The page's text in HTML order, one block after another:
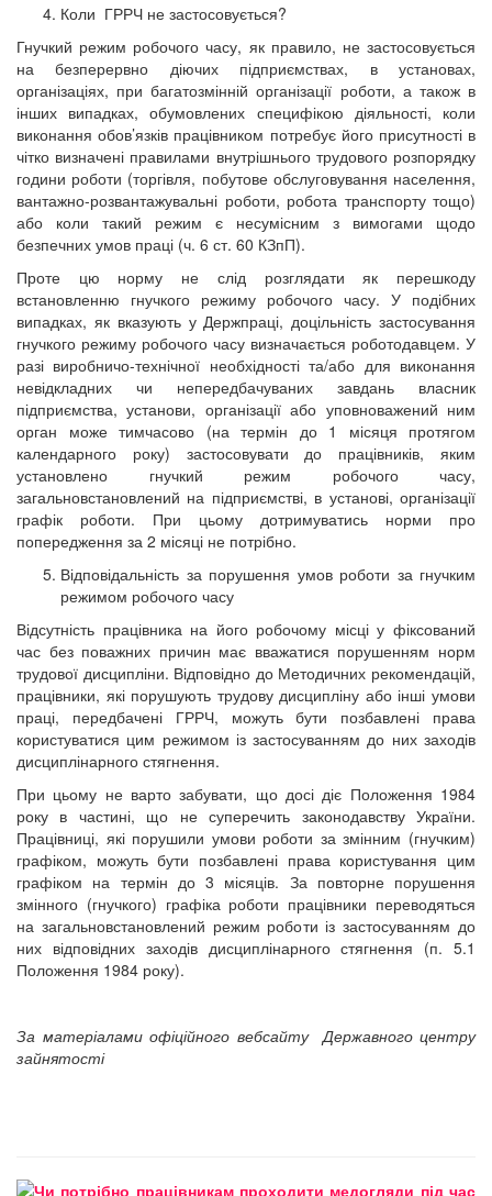
Коли ГРРЧ не застосовується?
Гнучкий режим робочого часу, як правило, не застосовується
на безперервно діючих підприємствах, в установах,
організаціях, при багатозмінній організації роботи, а також в
інших випадках, обумовлених специфікою діяльності, коли
виконання обов’язків працівником потребує його присутності в
чітко визначені правилами внутрішнього трудового розпорядку
години роботи (торгівля, побутове обслуговування населення,
вантажно-розвантажувальні роботи, робота транспорту тощо)
або коли такий режим є несумісним з вимогами щодо
безпечних умов праці (ч. 6 ст. 60 КЗпП).
Проте цю норму не слід розглядати як перешкоду
встановленню гнучкого режиму робочого часу. У подібних
випадках, як вказують у Держпраці, доцільність застосування
гнучкого режиму робочого часу визначається роботодавцем. У
разі виробничо-технічної необхідності та/або для виконання
невідкладних чи непередбачуваних завдань власник
підприємства, установи, організації або уповноважений ним
орган може тимчасово (на термін до 1 місяця протягом
календарного року) застосовувати до працівників, яким
установлено гнучкий режим робочого часу,
загальновстановлений на підприємстві, в установі, організації
графік роботи. При цьому дотримуватись норми про
попередження за 2 місяці не потрібно.
Відповідальність за порушення умов роботи за гнучким
режимом робочого часу
Відсутність працівника на його робочому місці у фіксований
час без поважних причин має вважатися порушенням норм
трудової дисципліни. Відповідно до Методичних рекомендацій,
працівники, які порушують трудову дисципліну або інші умови
праці, передбачені ГРРЧ, можуть бути позбавлені права
користуватися цим режимом із застосуванням до них заходів
дисциплінарного стягнення.
При цьому не варто забувати, що досі діє Положення 1984
року в частині, що не суперечить законодавству України.
Працівниці, які порушили умови роботи за змінним (гнучким)
графіком, можуть бути позбавлені права користування цим
графіком на термін до 3 місяців. За повторне порушення
змінного (гнучкого) графіка роботи працівники переводяться
на загальновстановлений режим роботи із застосуванням до
них відповідних заходів дисциплінарного стягнення (п. 5.1
Положення 1984 року).
За матеріалами офіційного вебсайту Державного центру
зайнятості